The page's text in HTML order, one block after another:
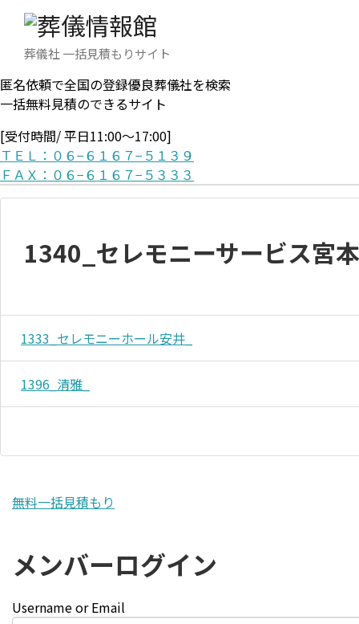
葬儀社 一括見積もりサイト
匿名依頼で全国の登録優良葬儀社を検索
一括無料見積のできるサイト
[受付時間/ 平日11:00〜17:00]
ＴＥＬ：０６−６１６７−５１３９
ＦＡＸ：０６−６１６７−５３３３
1340_セレモニーサービス宮
1333_セレモニーホール安井_
1396_清雅_
無料一括見積もり
メンバーログイン
Username or Email